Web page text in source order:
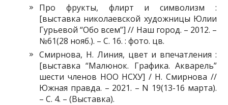
Про фрукты, флирт и символизм :
[выставка николаевской художницы Юлии
Гурьевой “Обо всем”] // Наш город. – 2012. –
№61(28 нояб.). – С. 16. : фото. цв.
Смирнова, Н. Линия, цвет и впечатления :
[выставка “Малюнок. Графика. Акварель”
шести членов НОО НСХУ] / Н. Смирнова //
Южная правда. – 2021. – N 19(13-16 марта).
– С. 4. – (Выставка).